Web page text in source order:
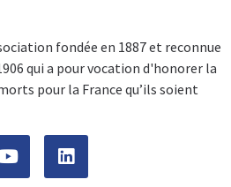
fondée en 1887 et reconnue
qui a pour vocation d'honorer la
pour la France qu’ils soient